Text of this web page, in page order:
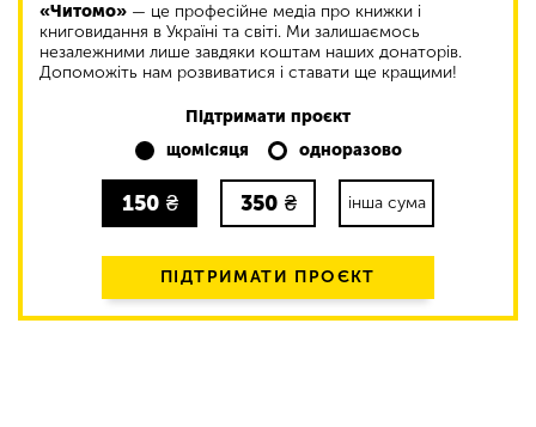
«Читомо» — це професійне медіа про книжки і
книговидання в Україні та світі. Ми залишаємось
незалежними лише завдяки коштам наших донаторів.
Допоможіть нам розвиватися і ставати ще кращими!
Підтримати проєкт
щомісяця
одноразово
150 ₴ 350 ₴ інша сума
ПІДТРИМАТИ ПРОЄКТ